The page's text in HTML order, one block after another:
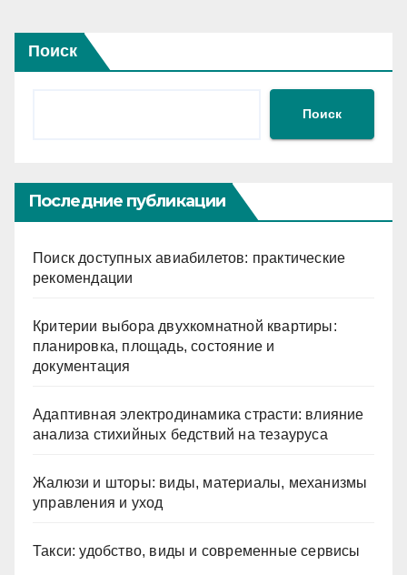
Поиск
Поиск
Последние публикации
Поиск доступных авиабилетов: практические
рекомендации
Критерии выбора двухкомнатной квартиры:
планировка, площадь, состояние и
документация
Адаптивная электродинамика страсти: влияние
анализа стихийных бедствий на тезауруса
Жалюзи и шторы: виды, материалы, механизмы
управления и уход
Такси: удобство, виды и современные сервисы